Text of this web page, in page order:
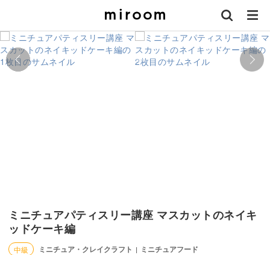
ミニチュアパティスリー講座 マスカットのネイキ
ッドケーキ編
中級 ミニチュア・クレイクラフト | ミニチュアフード